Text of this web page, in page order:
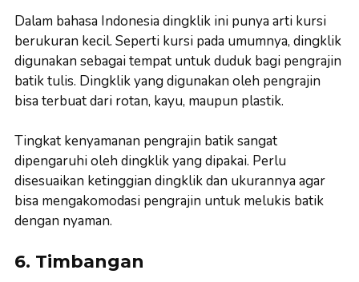
Dalam bahasa Indonesia dingklik ini punya arti kursi
berukuran kecil. Seperti kursi pada umumnya, dingklik
digunakan sebagai tempat untuk duduk bagi pengrajin
batik tulis. Dingklik yang digunakan oleh pengrajin
bisa terbuat dari rotan, kayu, maupun plastik.
Tingkat kenyamanan pengrajin batik sangat
dipengaruhi oleh dingklik yang dipakai. Perlu
disesuaikan ketinggian dingklik dan ukurannya agar
bisa mengakomodasi pengrajin untuk melukis batik
dengan nyaman.
6. Timbangan